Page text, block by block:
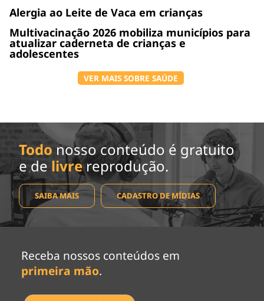
Alergia ao Leite de Vaca em crianças
Multivacinação 2026 mobiliza municípios para
atualizar caderneta de crianças e
adolescentes
VER MAIS SOBRE SAÚDE
Todo nosso conteúdo é gratuito
e de livrereprodução.
SAIBA MAIS CADASTRO DE MÍDIAS
Receba nossos conteúdos em
primeira mão.